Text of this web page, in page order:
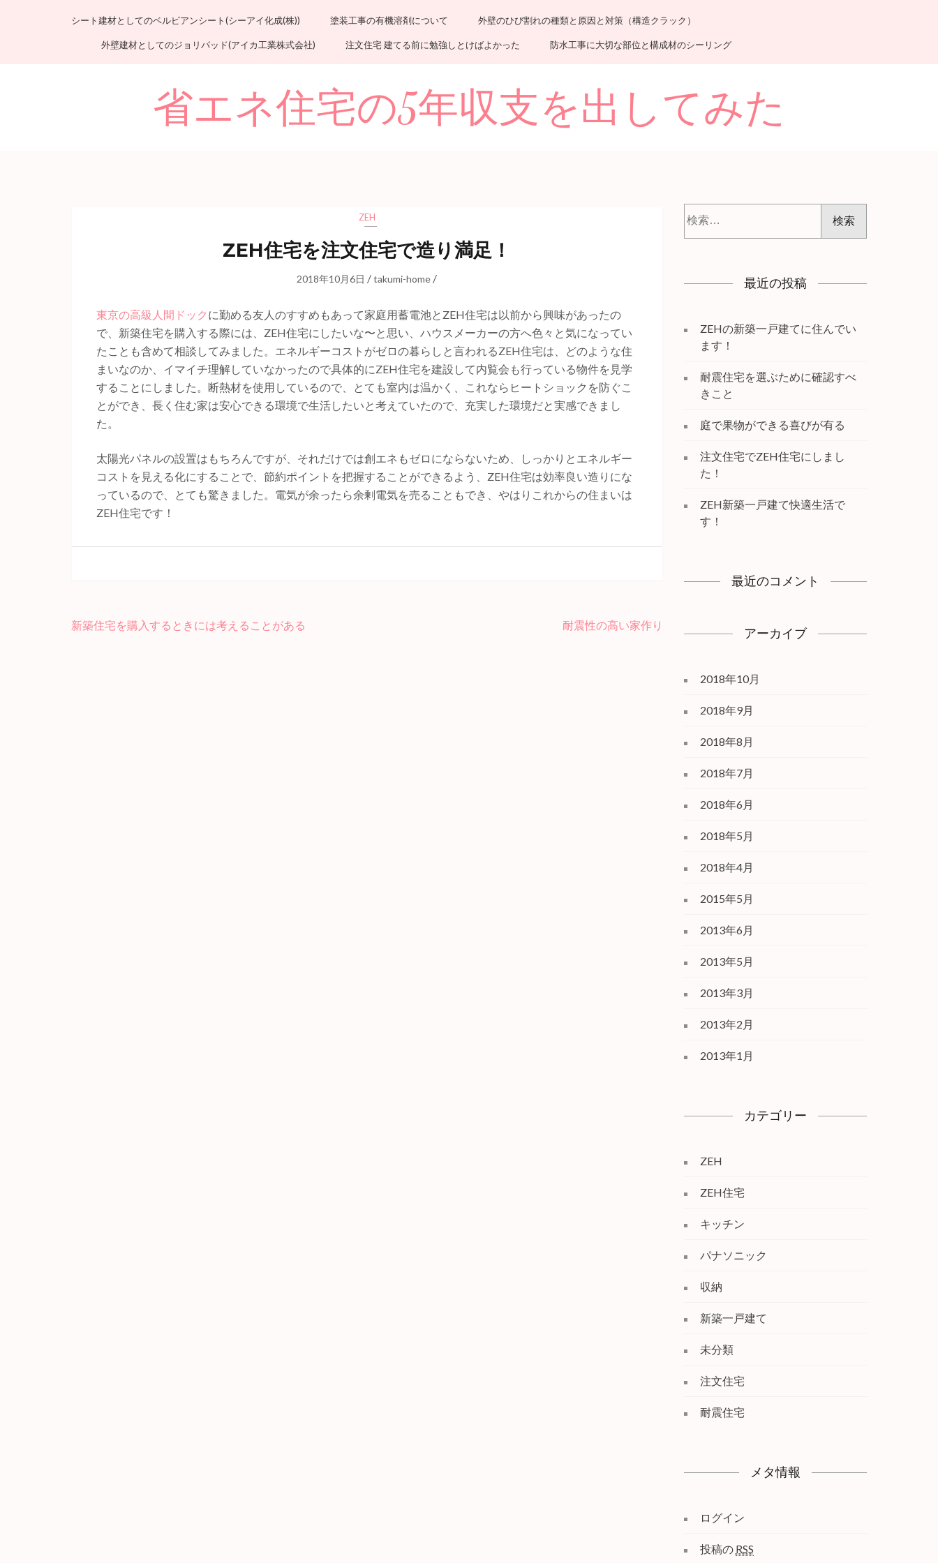
シート建材としてのベルビアンシート(シーアイ化成(株)) 塗装工事の有機溶剤について 外壁のひび割れの種類と原因と対策（構造クラック）
外壁建材としてのジョリパッド(アイカ工業株式会社) 注文住宅 建てる前に勉強しとけばよかった 防水工事に大切な部位と構成材のシーリング
省エネ住宅の5年収支を出してみた
ZEH
ZEH住宅を注文住宅で造り満足！
2018年10月6日 /takumi-home /
東京の高級人間ドック に勤める友人のすすめもあって家庭用蓄電池とZEH住宅は以前から興味があったの
で、新築住宅を購入する際には、ZEH住宅にしたいな〜と思い、ハウスメーカーの方へ色々と気になってい
たことも含めて相談してみました。エネルギーコストがゼロの暮らしと言われるZEH住宅は、どのような住
まいなのか、イマイチ理解していなかったので具体的にZEH住宅を建設して内覧会も行っている物件を見学
することにしました。断熱材を使用しているので、とても室内は温かく、これならヒートショックを防ぐこ
とができ、長く住む家は安心できる環境で生活したいと考えていたので、充実した環境だと実感できまし
た。
太陽光パネルの設置はもちろんですが、それだけでは創エネもゼロにならないため、しっかりとエネルギー
コストを見える化にすることで、節約ポイントを把握することができるよう、ZEH住宅は効率良い造りにな
っているので、とても驚きました。電気が余ったら余剰電気を売ることもでき、やはりこれからの住まいは
ZEH住宅です！
新築住宅を購入するときには考えることがある 耐震性の高い家作り
最近の投稿
ZEHの新築一戸建てに住んでい
ます！
耐震住宅を選ぶために確認すべ
きこと
庭で果物ができる喜びが有る
注文住宅でZEH住宅にしまし
た！
ZEH新築一戸建て快適生活で
す！
最近のコメント
アーカイブ
2018年10月
2018年9月
2018年8月
2018年7月
2018年6月
2018年5月
2018年4月
2015年5月
2013年6月
2013年5月
2013年3月
2013年2月
2013年1月
カテゴリー
ZEH
ZEH住宅
キッチン
パナソニック
収納
新築一戸建て
未分類
注文住宅
耐震住宅
メタ情報
ログイン
投稿の RSS